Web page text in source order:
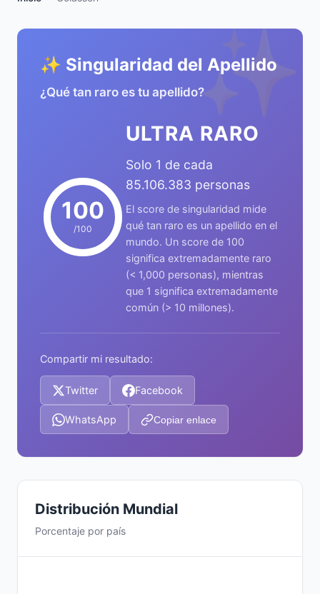
✨
✨ Singularidad del Apellido
¿Qué tan raro es tu apellido?
100
/100
ULTRA RARO
Solo 1 de cada
85.106.383 personas
El score de singularidad mide
qué tan raro es un apellido en el
mundo. Un score de 100
significa extremadamente raro
(< 1,000 personas), mientras
que 1 significa extremadamente
común (> 10 millones).
Compartir mi resultado:
Twitter Facebook
WhatsApp Copiar enlace
Distribución Mundial
Porcentaje por país